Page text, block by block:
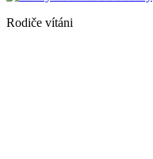
Rodiče vítáni